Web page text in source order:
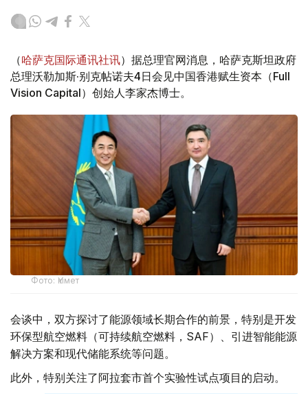
（哈萨克国际通讯社讯）据总理官网消息，哈萨克斯坦政府
总理沃勒加斯·别克帖诺夫4日会见中国香港赋生资本（Full
Vision Capital）创始人李家杰博士。
Фото: Үкімет
会谈中，双方探讨了能源领域长期合作的前景，特别是开发
环保型航空燃料（可持续航空燃料，SAF）、引进智能能源
解决方案和现代储能系统等问题。
此外，特别关注了阿拉套市首个实验性试点项目的启动。